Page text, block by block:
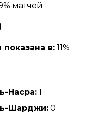
матчей
в: 11%
Насра: 1
Шарджи: 0